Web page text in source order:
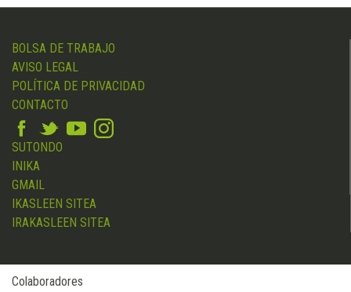
BOLSA DE TRABAJO
AVISO LEGAL
POLÍTICA DE PRIVACIDAD
CONTACTO
SUTONDO
INIKA
GMAIL
IKASLEEN SITEA
IRAKASLEEN SITEA
Colaboradores